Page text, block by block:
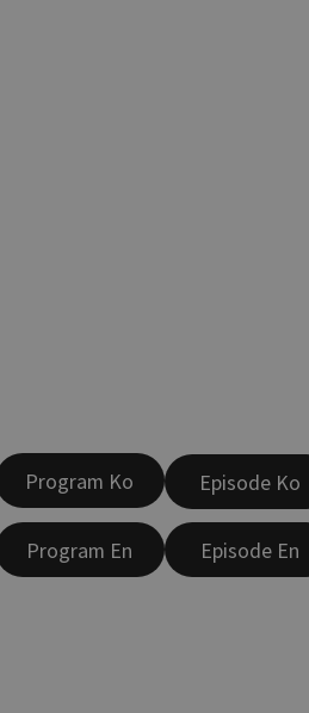
Program Ko
Program En
Episode Ko
Episode En